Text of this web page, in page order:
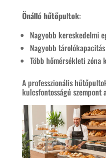
Önálló hűtőpultok:
Nagyobb kereskedelmi
Nagyobb tárolókapacitás
Több hőmérsékleti zóna
A professzionális
kulcsfontosságú